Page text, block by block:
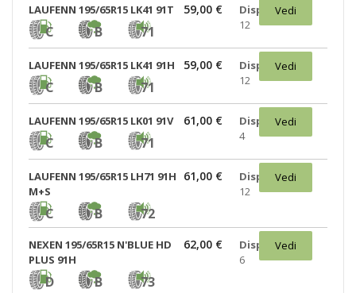
LAUFENN 195/65R15 LK41 91T
C B 71
59,00 €
Disponibili:
12
Vedi
LAUFENN 195/65R15 LK41 91H
C B 71
59,00 €
Disponibili:
12
Vedi
LAUFENN 195/65R15 LK01 91V
C B 71
61,00 €
Disponibili:
4
Vedi
LAUFENN 195/65R15 LH71 91H
M+S
C B 72
61,00 €
Disponibili:
12
Vedi
NEXEN 195/65R15 N'BLUE HD
PLUS 91H
D B 73
62,00 €
Disponibili:
6
Vedi